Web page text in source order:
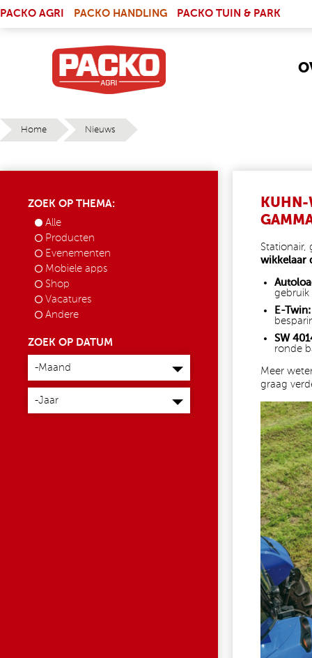
PACKO AGRI
PACKO HANDLING PACKO TUIN & PARK
Home Nieuws
ZOEK OP THEMA:
Alle
Producten
Evenementen
Mobiele apps
Shop
Vacatures
Andere
ZOEK OP DATUM
Maand
-Maand
Jaar
-Jaar
KUHN-
Stationair,
wikkelaar
gebruik
E-Twin:
SW
ronde
Meer
graag
WIKKELAAR02.JPG